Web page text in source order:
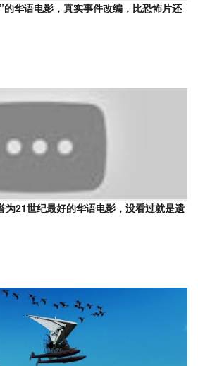
的华语电影，真实事件改编，比恐怖片还
为21世纪最好的华语电影，没看过就是遗